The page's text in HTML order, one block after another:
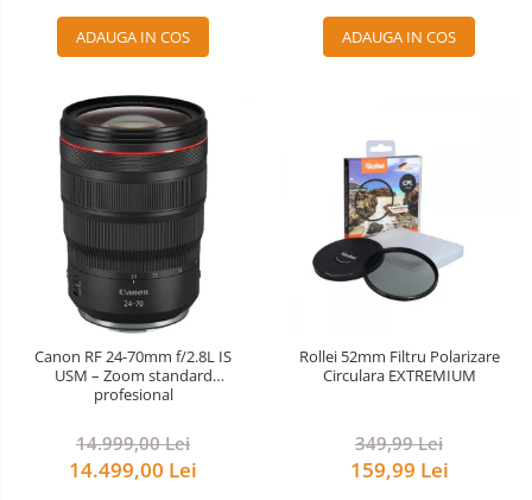
ADAUGA IN COS ADAUGA IN COS
Canon RF 24-70mm f/2.8L IS
USM – Zoom standard
profesional
14.999,00 Lei
14.499,00 Lei
Rollei 52mm Filtru Polarizare
Circulara EXTREMIUM
349,99 Lei
159,99 Lei